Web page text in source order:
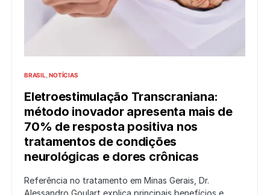
BRASIL NOTÍCIAS
Eletroestimulação Transcraniana:
método inovador apresenta mais de
70% de resposta positiva nos
tratamentos de condições
neurológicas e dores crônicas
Referência no tratamento em Minas Gerais, Dr.